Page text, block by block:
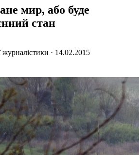
мир, або буде
стан
журналістики · 14.02.2015